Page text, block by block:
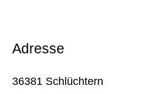
Adresse
36381 Schlüchtern